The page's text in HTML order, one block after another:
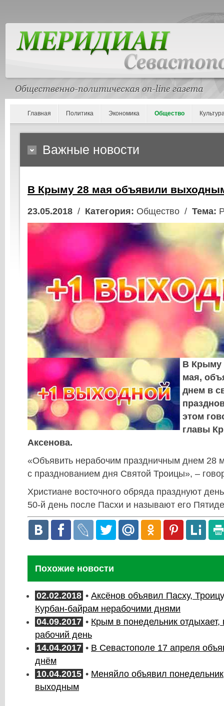
Главная Политика Экономика Общество
Важные новости
В Крыму 28 мая объявили
23.05.2018 / Категория: Общество / Тема:
В Крыму
мая,
днем в
этом
главы
Аксенова.
«Объявить нерабочим праздничным днем 28
с празднованием дня Святой Троицы», –
Христиане восточного обряда празднуют
50-й день после Пасхи и называют его
Похожие новости
02.02.2018 • Аксёнов объявил Пасху,
Курбан-байрам нерабочими днями
04.09.2017 • Крым в понедельник
рабочий день
14.04.2017 • В Севастополе 17 апреля
днём
10.04.2015 • Меняйло объявил
выходным